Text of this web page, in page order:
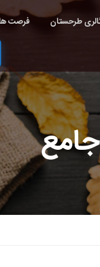
طرحستان فرصت